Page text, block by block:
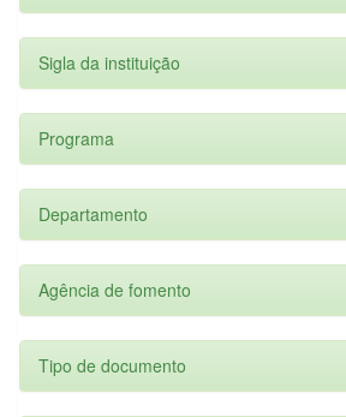
Sigla da instituição
Programa
Departamento
Agência de fomento
Tipo de documento